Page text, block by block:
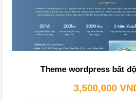
thông tin đầy đủ.Websitecòn là
Tiết kiệm chi phí marketing: So với
giúp tiết kiệm chi phí tiếp thị
Theme wordpress bất
3,500,000